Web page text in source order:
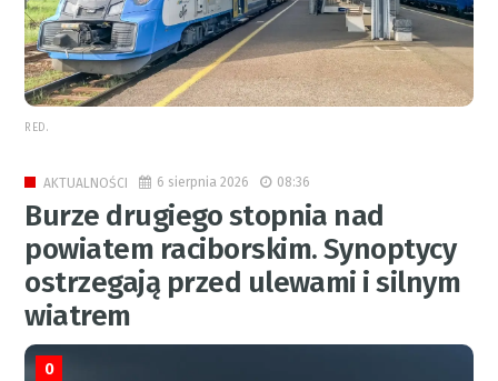
RED.
AKTUALNOŚCI 6 sierpnia 2026 08:36
Burze drugiego stopnia nad
powiatem raciborskim. Synoptycy
ostrzegają przed ulewami i silnym
wiatrem
0